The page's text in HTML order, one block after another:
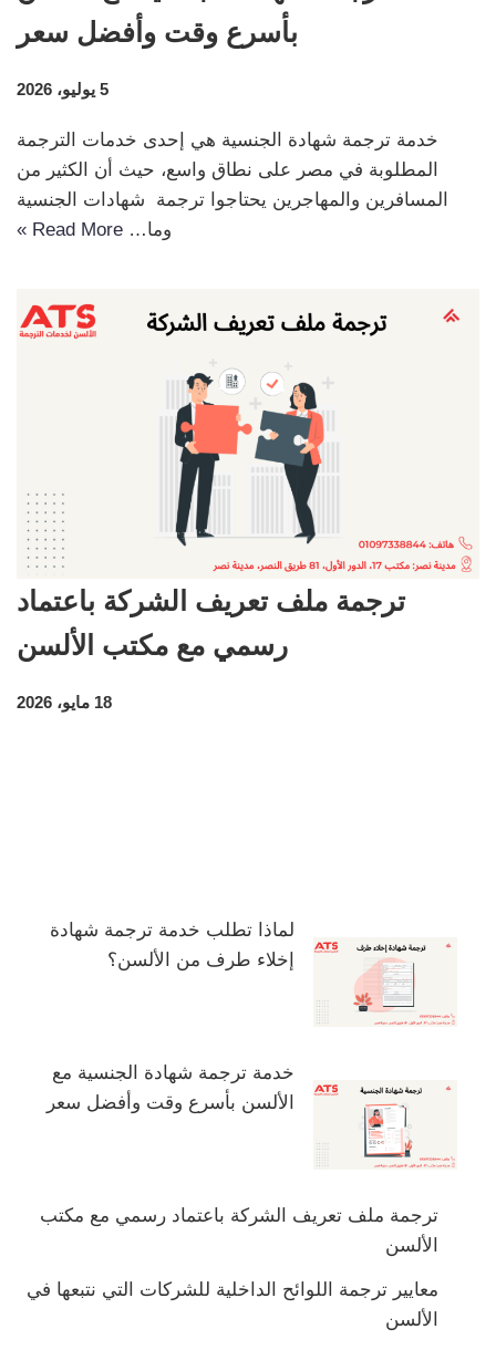
بأسرع وقت وأفضل سعر
5 يوليو، 2026
خدمة ترجمة شهادة الجنسية هي إحدى خدمات الترجمة
المطلوبة في مصر على نطاق واسع، حيث أن الكثير من
المسافرين والمهاجرين يحتاجوا ترجمة شهادات الجنسية
وما… Read More »
ترجمة ملف تعريف الشركة باعتماد
رسمي مع مكتب الألسن
18 مايو، 2026
لماذا تطلب خدمة ترجمة شهادة
إخلاء طرف من الألسن؟
خدمة ترجمة شهادة الجنسية مع
الألسن بأسرع وقت وأفضل سعر
ترجمة ملف تعريف الشركة باعتماد رسمي مع مكتب
الألسن
معايير ترجمة اللوائح الداخلية للشركات التي نتبعها في
الألسن